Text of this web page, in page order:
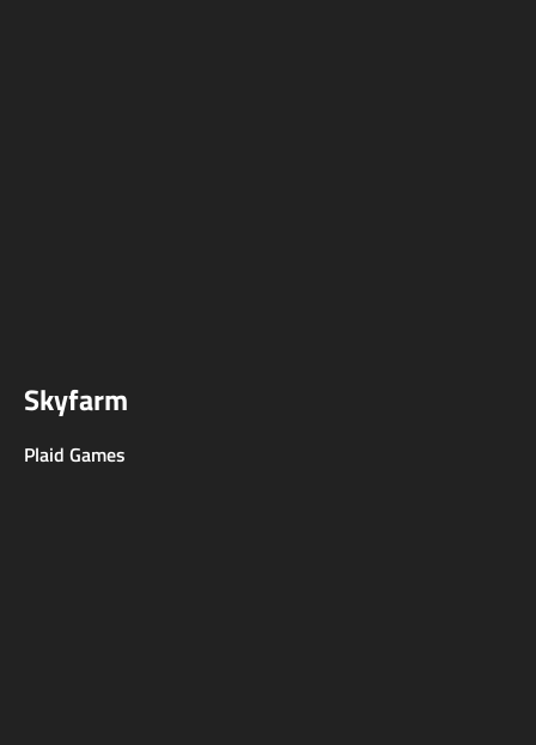
Skyfarm
Plaid Games